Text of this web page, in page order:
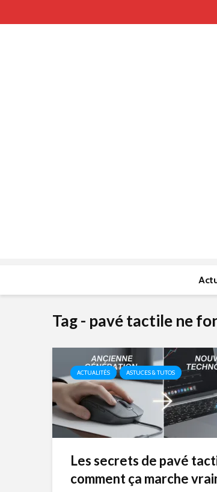
Tag - pavé tactile ne
ACTUALITÉS ASTUCES & TUTOS
Les secrets de pavé
comment ça marche